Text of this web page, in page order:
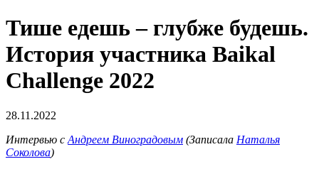
Тише едешь – глубже будешь.
История участника Baikal
Challenge 2022
28.11.2022
Интервью с Андреем Виноградовым (Записала Наталья
Соколова)